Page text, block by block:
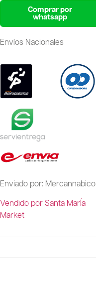
Comprar por
whatsapp
Envíos Nacionales
Enviado por: Mercannabico
Vendido por Santa MarÍa
Market